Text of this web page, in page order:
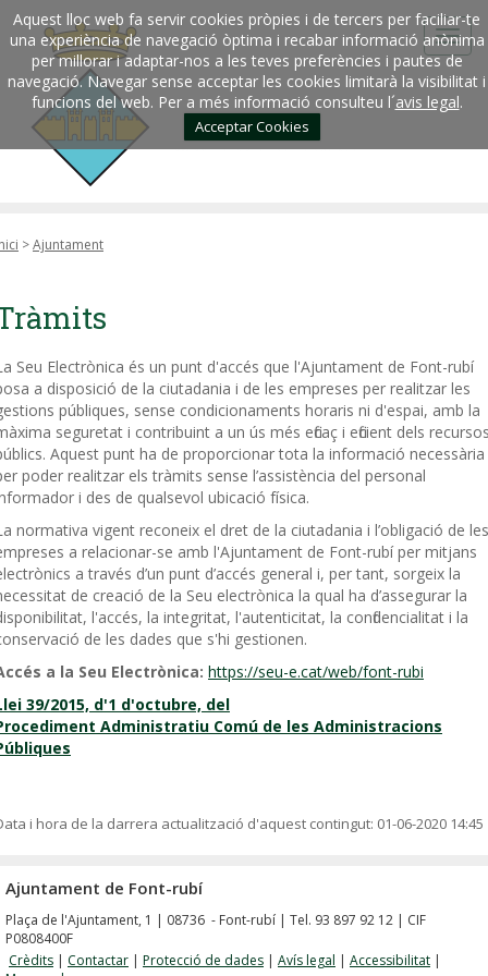
Aquest lloc web fa servir cookies pròpies i de tercers per faciliar-te
una experiència de navegació òptima i recabar informació anònima
per millorar i adaptar-nos a les teves preferències i pautes de
navegació. Navegar sense acceptar les cookies limitarà la visibilitat i
funcions del web. Per a més informació consulteu l´avis legal.
Acceptar Cookies
>Ajuntament
Seu Electrònica és un punt d'accés que l'Ajuntament de Font-rubí
a disposició de la ciutadania i de les empreses per realitzar les
públiques, sense condicionaments horaris ni d'espai, amb la
seguretat i contribuint a un ús més eficaç i eficient dels
Aquest punt ha de proporcionar tota la informació necessària
poder realitzar els tràmits sense l’assistència del personal
i des de qualsevol ubicació física.
normativa vigent reconeix el dret de la ciutadania i l’obligació de les
a relacionar-se amb l'Ajuntament de Font-rubí per mitjans
a través d’un punt d’accés general i, per tant, sorgeix la
de creació de la Seu electrònica la qual ha d’assegurar la
l'accés, la integritat, l'autenticitat, la confidencialitat i la
de les dades que s'hi gestionen.
a la Seu Electrònica: https://seu-e.cat/web/font-rubi
39/2015, d'1 d'octubre, del
Administratiu Comú de les Administracions
i hora de la darrera actualització d'aquest contingut: 01-06-2020 14:45
Ajuntament de Font-rubí
Plaça de l'Ajuntament, 1 | 08736 - Font-rubí | Tel. 93 897 92 12 | CIF
P0808400F
Crèdits | Contactar | Protecció de dades | Avís legal | Accessibilitat |